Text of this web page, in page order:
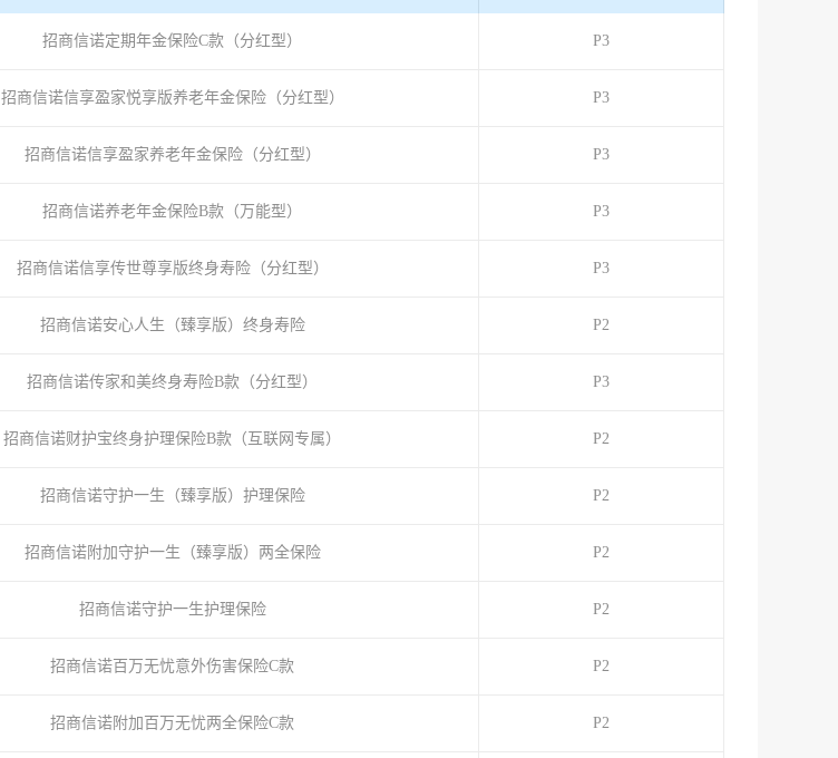
招商信诺定期年金保险C款（分红型） P3
招商信诺信享盈家悦享版养老年金保险（分红型） P3
招商信诺信享盈家养老年金保险（分红型） P3
招商信诺养老年金保险B款（万能型） P3
招商信诺信享传世尊享版终身寿险（分红型） P3
招商信诺安心人生（臻享版）终身寿险 P2
招商信诺传家和美终身寿险B款（分红型） P3
招商信诺财护宝终身护理保险B款（互联网专属） P2
招商信诺守护一生（臻享版）护理保险 P2
招商信诺附加守护一生（臻享版）两全保险 P2
招商信诺守护一生护理保险 P2
招商信诺百万无忧意外伤害保险C款 P2
招商信诺附加百万无忧两全保险C款 P2